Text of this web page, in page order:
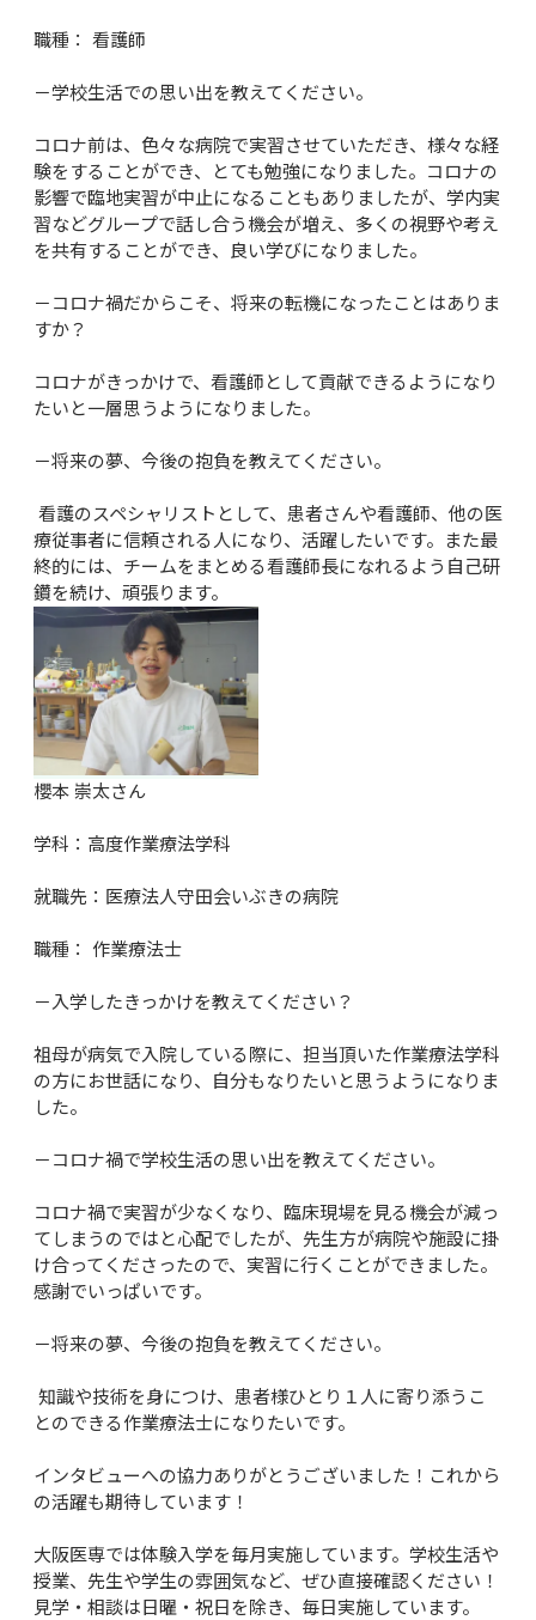
職種： 看護師
－学校生活での思い出を教えてください。
コロナ前は、色々な病院で実習させていただき、様々な経
験をすることができ、とても勉強になりました。コロナの
影響で臨地実習が中止になることもありましたが、学内実
習などグループで話し合う機会が増え、多くの視野や考え
を共有することができ、良い学びになりました。
－コロナ禍だからこそ、将来の転機になったことはありま
すか？
コロナがきっかけで、看護師として貢献できるようになり
たいと一層思うようになりました。
－将来の夢、今後の抱負を教えてください。
療従事者に信頼される人になり、活躍したいです。また最
終的には、チームをまとめる看護師長になれるよう自己研
鑽を続け、頑張ります。
櫻本 崇太さん
学科：高度作業療法学科
就職先：医療法人守田会いぶきの病院
職種： 作業療法士
－入学したきっかけを教えてください？
祖母が病気で入院している際に、担当頂いた作業療法学科
の方にお世話になり、自分もなりたいと思うようになりま
した。
－コロナ禍で学校生活の思い出を教えてください。
コロナ禍で実習が少なくなり、臨床現場を見る機会が減っ
てしまうのではと心配でしたが、先生方が病院や施設に掛
け合ってくださったので、実習に行くことができました。
感謝でいっぱいです。
－将来の夢、今後の抱負を教えてください。
とのできる作業療法士になりたいです。
インタビューへの協力ありがとうございました！これから
の活躍も期待しています！
大阪医専では体験入学を毎月実施しています。学校生活や
授業、先生や学生の雰囲気など、ぜひ直接確認ください！
見学・相談は日曜・祝日を除き、毎日実施しています。